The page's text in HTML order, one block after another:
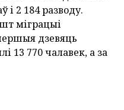
і 2 184 разводу.
міграцыі
дзевяць
13 770 чалавек, а за